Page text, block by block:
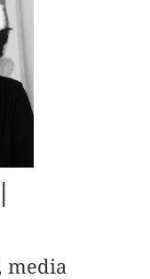
media